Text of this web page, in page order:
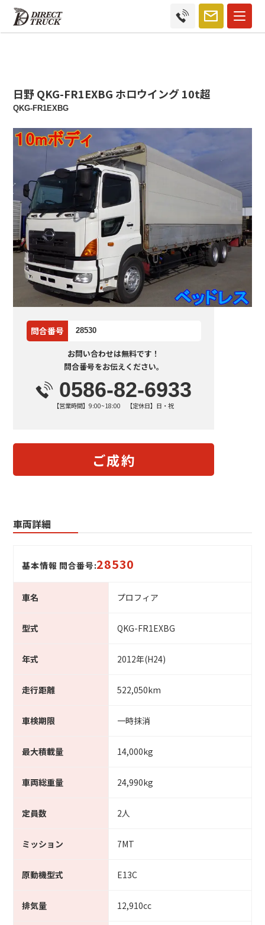
日野 QKG-FR1EXBG ホロウイング 10t超
QKG-FR1EXBG
問合番号 28530
お問い合わせは無料です！
問合番号をお伝えください。
0586-82-6933
【営業時間】9:00~18:00 【定休日】日・祝
ご成約
車両詳細
基本情報 問合番号:28530
車名 プロフィア
型式 QKG-FR1EXBG
年式 2012年(H24)
走行距離 522,050km
車検期限 一時抹消
最大積載量 14,000kg
車両総重量 24,990kg
定員数 2人
ミッション 7MT
原動機型式 E13C
排気量 12,910cc